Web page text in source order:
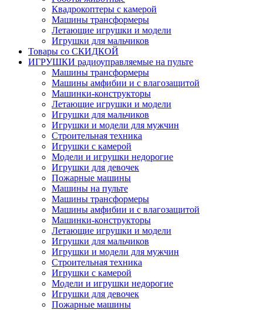
Квадрокоптеры с камерой
Машины трансформеры
Летающие игрушки и модели
Игрушки для мальчиков
Товары со СКИДКОЙ
ИГРУШКИ радиоуправляемые на пульте
Машины трансформеры
Машины амфибии и с влагозащитой
Машинки-конструкторы
Летающие игрушки и модели
Игрушки для мальчиков
Игрушки и модели для мужчин
Строительная техника
Игрушки с камерой
Модели и игрушки недорогие
Игрушки для девочек
Пожарные машины
Машины на пульте
Машины трансформеры
Машины амфибии и с влагозащитой
Машинки-конструкторы
Летающие игрушки и модели
Игрушки для мальчиков
Игрушки и модели для мужчин
Строительная техника
Игрушки с камерой
Модели и игрушки недорогие
Игрушки для девочек
Пожарные машины